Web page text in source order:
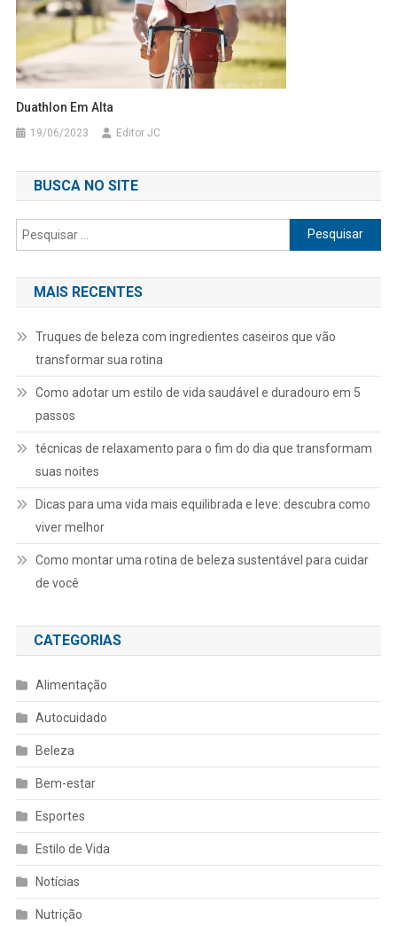
Duathlon Em Alta
19/06/2023 Editor JC
BUSCA NO SITE
Pesquisar
por:
MAIS RECENTES
Truques de beleza com ingredientes caseiros que vão
transformar sua rotina
Como adotar um estilo de vida saudável e duradouro em 5
passos
técnicas de relaxamento para o fim do dia que transformam
suas noites
Dicas para uma vida mais equilibrada e leve: descubra como
viver melhor
Como montar uma rotina de beleza sustentável para cuidar
de você
CATEGORIAS
Alimentação
Autocuidado
Beleza
Bem-estar
Esportes
Estilo de Vida
Notícias
Nutrição